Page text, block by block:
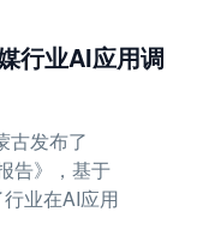
行业AI应用调
古发布了
告》，基于
业在AI应用